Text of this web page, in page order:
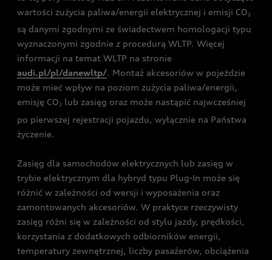
wartości zużycia paliwa/energii elektrycznej i emisji CO2
są danymi zgodnymi ze świadectwem homologacji typu
wyznaczonymi zgodnie z procedurą WLTP. Więcej
informacji na temat WLTP na stronie
audi.pl/pl/danewltp/. Montaż akcesoriów w pojeździe
może mieć wpływ na poziom zużycia paliwa/energii,
emisję CO2 lub zasięg oraz może nastąpić najwcześniej
po pierwszej rejestracji pojazdu, wyłącznie na Państwa
życzenie.
Zasięg dla samochodów elektrycznych lub zasięg w
trybie elektrycznym dla hybryd typu Plug-In może się
różnić w zależności od wersji i wyposażenia oraz
zamontowanych akcesoriów. W praktyce rzeczywisty
zasięg różni się w zależności od stylu jazdy, prędkości,
korzystania z dodatkowych odbiorników energii,
temperatury zewnętrznej, liczby pasażerów, obciążenia